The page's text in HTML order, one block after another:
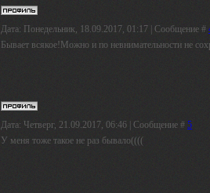
Дата: Понедельник, 18.09.2017, 01:17 | Сообщение #
Бывает всякое!Можно и по невнимательности не
Дата: Четверг, 21.09.2017, 06:46 | Сообщение # 5
У меня тоже такое не раз бывало((((